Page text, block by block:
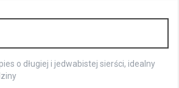
o długiej i jedwabistej sierści, idealny